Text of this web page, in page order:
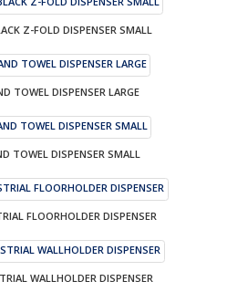
Z-FOLD DISPENSER SMALL
TOWEL DISPENSER LARGE
TOWEL DISPENSER SMALL
FLOORHOLDER DISPENSER
WALLHOLDER DISPENSER